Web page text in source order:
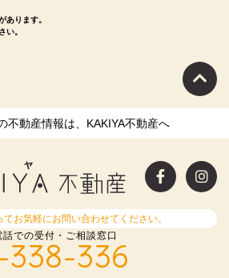
あります。
い。
不動産情報は、KAKIYA不動産へ
お気軽にお問い合わせてください。
話での受付・ご相談窓口
338-336